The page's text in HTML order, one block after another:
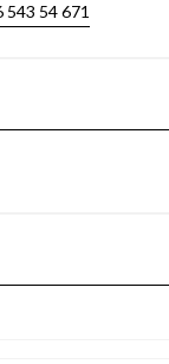
543 54 671